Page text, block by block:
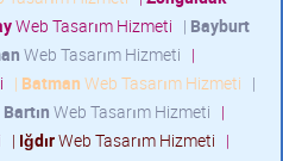
Web Tasarım Hizmeti | Bayburt
Web Tasarım Hizmeti |
| Batman Web Tasarım Hizmeti |
Bartın Web Tasarım Hizmeti |
| IğdırWeb Tasarım Hizmeti |